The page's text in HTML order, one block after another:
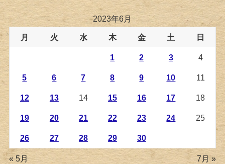
2023年6月
月 火 水 木 金 土 日
1 2 3 4
5 6 7 8 9 10 11
12 13 14 15 16 17 18
19 20 21 22 23 24 25
26 27 28 29 30
« 5月 7月 »